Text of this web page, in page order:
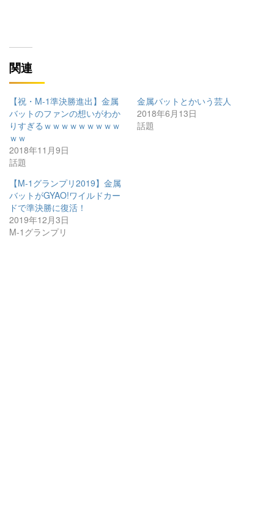
関連
【祝・M-1準決勝進出】金属
バットのファンの想いがわか
りすぎるｗｗｗｗｗｗｗｗｗ
ｗｗ
2018年11月9日
話題
金属バットとかいう芸人
2018年6月13日
話題
【M-1グランプリ2019】金属
バットがGYAO!ワイルドカー
ドで準決勝に復活！
2019年12月3日
M-1グランプリ